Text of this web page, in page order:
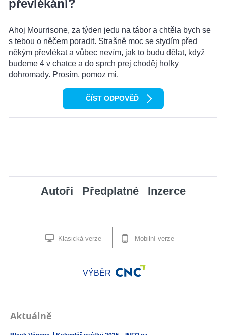
převlékání?
Ahoj Mourrisone, za týden jedu na tábor a chtěla bych se
s tebou o něčem poradit. Strašně moc se stydím před
někým převlékat a vůbec nevím, jak to budu dělat, když
budeme 4 v chatce a do sprch prej choděj holky
dohromady. Prosím, pomoz mi.
ČÍST ODPOVĚĎ
Autoři Předplatné Inzerce
Klasická verze Mobilní verze
VÝBĚR
Aktuálně